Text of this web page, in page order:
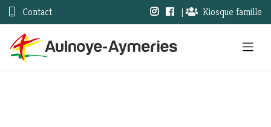
Contact | Kiosque famille